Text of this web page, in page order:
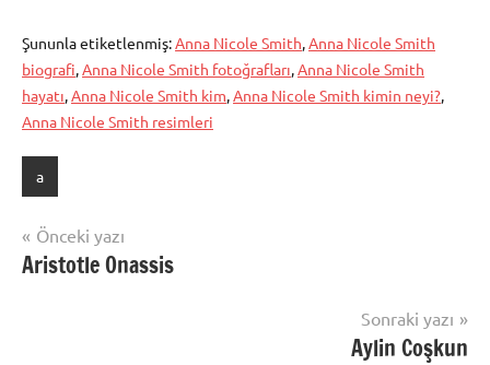
Şununla etiketlenmiş:Anna Nicole Smith,Anna Nicole Smith
biografi,Anna Nicole Smith fotoğrafları,Anna Nicole Smith
hayatı,Anna Nicole Smith kim,Anna Nicole Smith kimin neyi?,
Anna Nicole Smith resimleri
a
Yazı
gezinmesi
Önceki yazı
Aristotle Onassis
Sonraki yazı
Aylin Coşkun